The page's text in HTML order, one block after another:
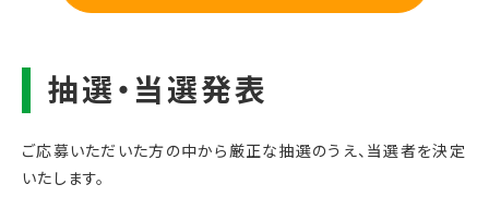
ご応募いただいた方の中から厳正な抽選のうえ、当選者を決定
いたします。